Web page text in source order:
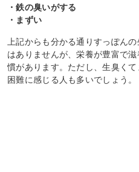
・鉄の臭いがする
・まずい
上記からも分かる通りすっぽん
はありませんが、栄養が豊富で
慣があります。ただし、生臭く
困難に感じる人も多いでしょう。